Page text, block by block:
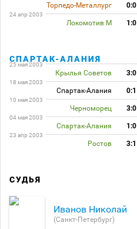
Торпедо-Металлург 0:0
24 апр 2003
Локомотив М 1:0
СПАРТАК-АЛАНИЯ
25 мая 2003
Крылья Советов 3:0
18 мая 2003
Спартак-Алания 0:1
10 мая 2003
Черноморец 3:0
04 мая 2003
Спартак-Алания 1:0
23 апр 2003
Ростов 3:1
СУДЬЯ
Иванов Николай
(Санкт-Петербург)